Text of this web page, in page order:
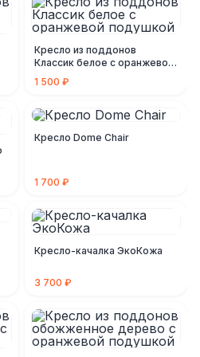
Кресло из поддонов
Классик белое c оранжевой
подушкой
1 500 ₽
Кресло Dome Chair
1 700 ₽
Кресло-качалка ЭкоКожа
3 700 ₽